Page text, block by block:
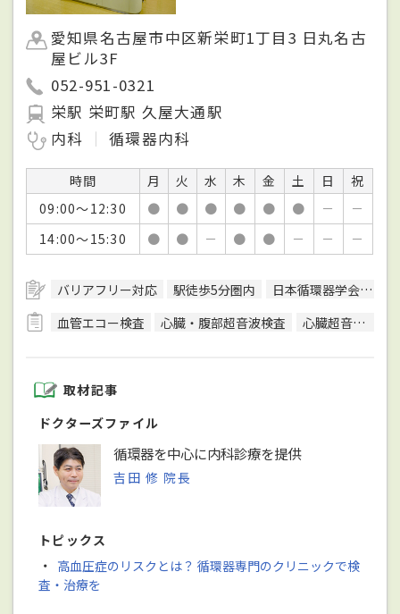
愛知県名古屋市中区新栄町1丁目3 日丸名古
屋ビル3F
052-951-0321
栄駅 栄町駅 久屋大通駅
内科
循環器内科
時間 月 火 水 木 金 土 日
祝
09:00～12:30
● ● ● ● ● ● －
－
14:00～15:30
● ● － ● ● － － －
バリアフリー対応 駅徒歩5分圏内
日本循環器学会循環器専門医
血管エコー検査
心臓・腹部超音波検査 心臓超音波（エコー）検査
取材記事
ドクターズファイル
循環器を中心に内科診療を提供
吉田 修 院長
トピックス
・ 高血圧症のリスクとは？ 循環器専門のクリニックで検
査・治療を